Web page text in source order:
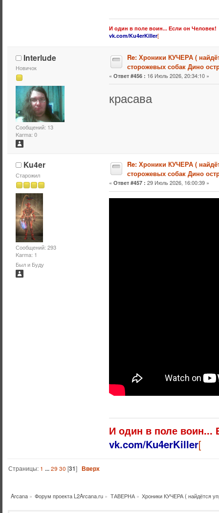
И один в поле воин... Если он Человек!
vk.com/Ku4erKiller[
Interlude
Новичок
Сообщений: 13
Karma: 0
Re: Хроники КУЧЕРА (
сторожевых собак Дино
« Ответ #456 : 16 Июль 2026, 20:34:10 »
красава
Ku4er
Старожил
Сообщений: 293
Karma: 1
Был и Буду
Re: Хроники КУЧЕРА (
сторожевых собак Дино
« Ответ #457 : 29 Июль 2026, 16:00:39 »
И один в поле воин...
vk.com/Ku4erKiller[
Страницы: 1 ...29 30 [31]Вверх
Arcana» Форум проекта L2Arcana.ru » ТАВЕРНА» Хроники КУЧЕРА ( найдётся